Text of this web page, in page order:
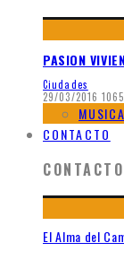
PASION
Ciudades
29/03/2016
MUSICA
CONTACTO
CONTACTO
El Alma del